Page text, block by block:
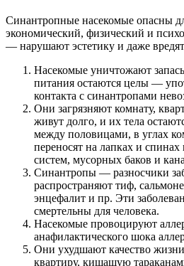
Синантропные насекомые опасны
экономический, физический и
— нарушают эстетику и даже
Насекомые уничтожают
питания остаются целы —
контакта с синантропами
Они загрязняют комнату,
живут долго, и их тела
между половицами, в углах
переносят на лапках и
систем, мусорных баков и
Синантропы — разносчики
распространяют тиф,
энцефалит и пр. Эти
смертельны для человека.
Насекомые провоцируют
анафилактического шока
Они ухудшают качество
квартиру, кишащую